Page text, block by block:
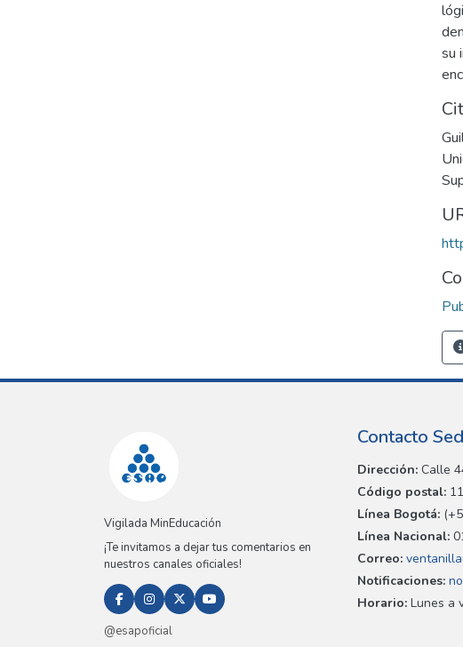
su
Vigilada MinEducación
¡Te invitamos a dejar tus comentarios en
nuestros canales oficiales!
@esapoficial
Contacto
Dirección: Calle
Código postal:
Línea Bogotá:
Línea Nacional:
Correo:
Notificaciones:
Horario: Lunes a